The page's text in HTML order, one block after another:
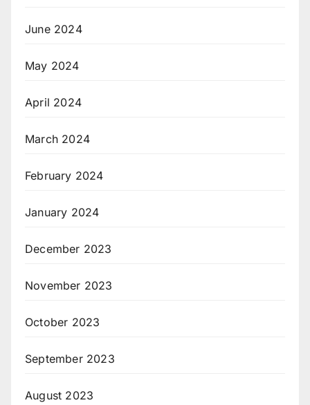
June 2024
May 2024
April 2024
March 2024
February 2024
January 2024
December 2023
November 2023
October 2023
September 2023
August 2023